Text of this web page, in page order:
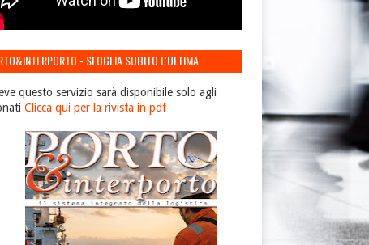
- SFOGLIA SUBITO L'ULTIMA
questo servizio sarà disponibile solo agli
Clicca qui per la rivista in pdf